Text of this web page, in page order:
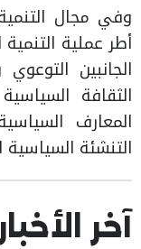
وفي مجال
أطر عملية
الجانبين
الثقافة
المعارف
التنشئة
آخر الأخبار